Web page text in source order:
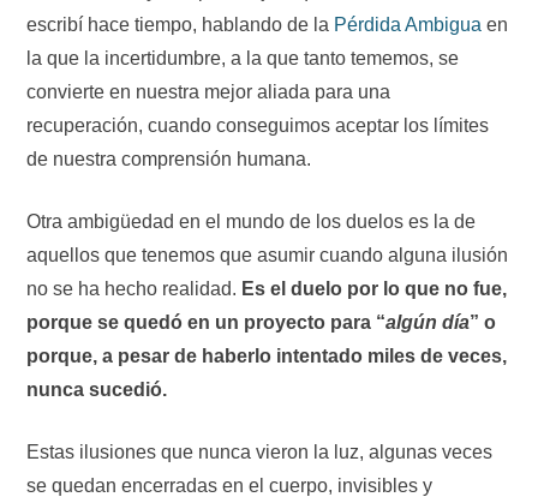
escribí hace tiempo, hablando de la Pérdida Ambigua en
la que la incertidumbre, a la que tanto tememos, se
convierte en nuestra mejor aliada para una
recuperación, cuando conseguimos aceptar los límites
de nuestra comprensión humana.
Otra ambigüedad en el mundo de los duelos es la de
aquellos que tenemos que asumir cuando alguna ilusión
no se ha hecho realidad. Es el duelo por lo que no fue,
porque se quedó en un proyecto para “algún día” o
porque, a pesar de haberlo intentado miles de veces,
nunca sucedió.
Estas ilusiones que nunca vieron la luz, algunas veces
se quedan encerradas en el cuerpo, invisibles y